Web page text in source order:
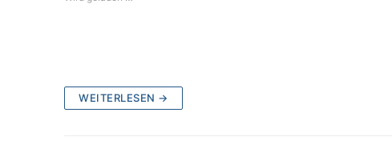
WEITERLESEN →